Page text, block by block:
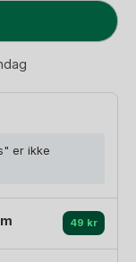
er ikke
49 kr